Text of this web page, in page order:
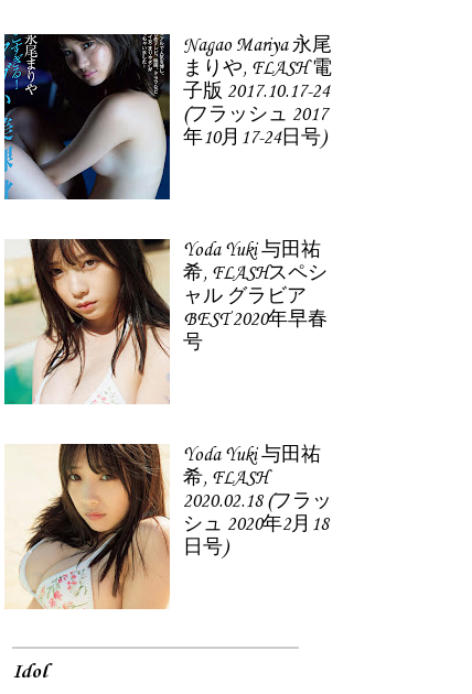
Nagao Mariya 永尾
まりや, FLASH 電
子版 2017.10.17-24
(フラッシュ 2017
年10月17-24日号)
Yoda Yuki 与田祐
希, FLASHスペシ
ャル グラビア
BEST 2020年早春
号
Yoda Yuki 与田祐
希, FLASH
2020.02.18 (フラッ
シュ 2020年2月18
日号)
Idol